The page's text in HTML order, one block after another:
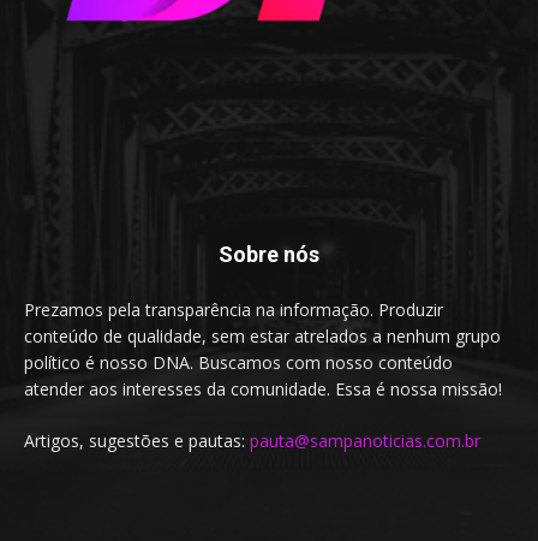
Sobre nós
Prezamos pela transparência na informação. Produzir
conteúdo de qualidade, sem estar atrelados a nenhum grupo
político é nosso DNA. Buscamos com nosso conteúdo
atender aos interesses da comunidade. Essa é nossa missão!
Artigos, sugestões e pautas: pauta@sampanoticias.com.br